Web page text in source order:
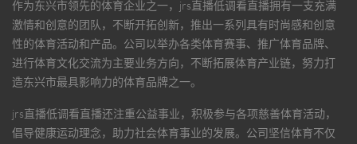
作为东兴市领先的体育企业之一， jrs直播低调看直播拥有一支充满
激情和创意的团队，不断开拓创新，推出一系列具有时尚感和创意
性的体育活动和产品。公司以举办各类体育赛事、推广体育品牌、
进行体育文化交流为主要业务方向，不断拓展体育产业链，努力打
造东兴市最具影响力的体育品牌之一。
jrs直播低调看直播还注重公益事业，积极参与各项慈善体育活动，
倡导健康运动理念，助力社会体育事业的发展。公司坚信体育不仅